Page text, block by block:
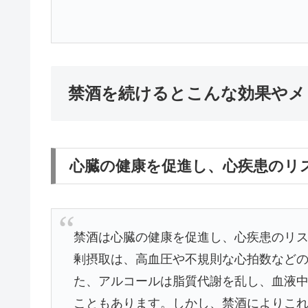
禁酒を続けるとこんな効果や
心臓の健康を促進し、心疾患のリ
禁酒は心臓の健康を促進し、心疾患のリ
剰摂取は、高血圧や不規則な心拍数など
た、アルコールは脂質代謝を乱し、血液
こともあります。しかし、禁酒によりこ